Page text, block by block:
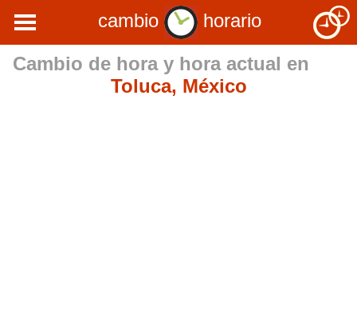
cambio
horario
Cambio de hora y hora actual en
Toluca, México